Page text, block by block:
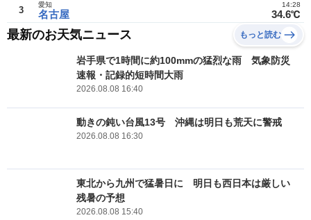
3 名古屋
愛知
34.6℃
14:28
最新のお天気ニュース もっと読む
岩手県で1時間に約100mmの猛烈な雨 気象防災
速報・記録的短時間大雨
2026.08.08 16:40
動きの鈍い台風13号 沖縄は明日も荒天に警戒
2026.08.08 16:30
東北から九州で猛暑日に 明日も西日本は厳しい
残暑の予想
2026.08.08 15:40